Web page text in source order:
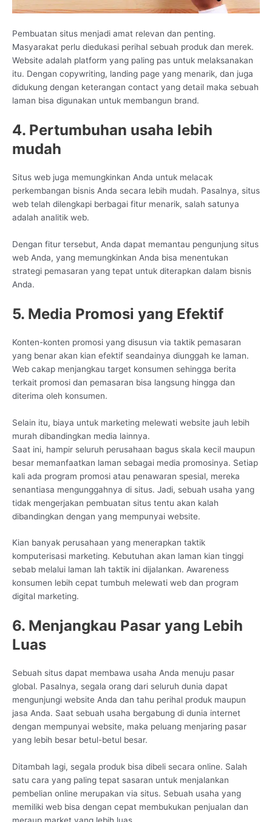
Pembuatan situs menjadi amat relevan dan penting.
Masyarakat perlu diedukasi perihal sebuah produk dan merek.
Website adalah platform yang paling pas untuk melaksanakan
itu. Dengan copywriting, landing page yang menarik, dan juga
didukung dengan keterangan contact yang detail maka sebuah
laman bisa digunakan untuk membangun brand.
4. Pertumbuhan usaha lebih
mudah
Situs web juga memungkinkan Anda untuk melacak
perkembangan bisnis Anda secara lebih mudah. Pasalnya, situs
web telah dilengkapi berbagai fitur menarik, salah satunya
adalah analitik web.
Dengan fitur tersebut, Anda dapat memantau pengunjung situs
web Anda, yang memungkinkan Anda bisa menentukan
strategi pemasaran yang tepat untuk diterapkan dalam bisnis
Anda.
5. Media Promosi yang Efektif
Konten-konten promosi yang disusun via taktik pemasaran
yang benar akan kian efektif seandainya diunggah ke laman.
Web cakap menjangkau target konsumen sehingga berita
terkait promosi dan pemasaran bisa langsung hingga dan
diterima oleh konsumen.
Selain itu, biaya untuk marketing melewati website jauh lebih
murah dibandingkan media lainnya.
Saat ini, hampir seluruh perusahaan bagus skala kecil maupun
besar memanfaatkan laman sebagai media promosinya. Setiap
kali ada program promosi atau penawaran spesial, mereka
senantiasa mengunggahnya di situs. Jadi, sebuah usaha yang
tidak mengerjakan pembuatan situs tentu akan kalah
dibandingkan dengan yang mempunyai website.
Kian banyak perusahaan yang menerapkan taktik
komputerisasi marketing. Kebutuhan akan laman kian tinggi
sebab melalui laman lah taktik ini dijalankan. Awareness
konsumen lebih cepat tumbuh melewati web dan program
digital marketing.
6. Menjangkau Pasar yang Lebih
Luas
Sebuah situs dapat membawa usaha Anda menuju pasar
global. Pasalnya, segala orang dari seluruh dunia dapat
mengunjungi website Anda dan tahu perihal produk maupun
jasa Anda. Saat sebuah usaha bergabung di dunia internet
dengan mempunyai website, maka peluang menjaring pasar
yang lebih besar betul-betul besar.
Ditambah lagi, segala produk bisa dibeli secara online. Salah
satu cara yang paling tepat sasaran untuk menjalankan
pembelian online merupakan via situs. Sebuah usaha yang
memiliki web bisa dengan cepat membukukan penjualan dan